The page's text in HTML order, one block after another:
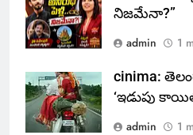
నిజమేనా?”
admin
1
cinima:
‘ఇడుపు
admin
1